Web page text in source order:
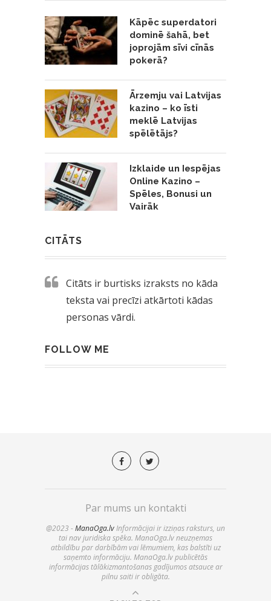
Kāpēc superdatori
dominē šahā, bet
joprojām sīvi cīnās
pokerā?
Ārzemju vai Latvijas
kazino – ko īsti
meklē Latvijas
spēlētājs?
Izklaide un Iespējas
Online Kazino –
Spēles, Bonusi un
Vairāk
CITĀTS
Citāts ir burtisks izraksts no kāda
teksta vai precīzi atkārtoti kādas
personas vārdi.
FOLLOW ME
Par mums un kontakti
@2023 - ManaOga.lvInformācijai ir izziņas raksturs, un
tai nav juridiska spēka. ManaOga.lv neuzņemas
atbildību par darbībām vai lēmumiem, kas balstīti uz
saņemto informāciju. ManaOga.lv publicētās
informācijas tālākizmantošanas gadījumos atsauce ar
pilnu saiti ir obligāta.